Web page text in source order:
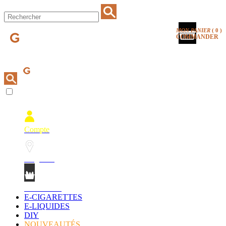
MON PANIER ( 0 )
COMMANDER
Compte
E-CIGARETTES
E-LIQUIDES
DIY
NOUVEAUTÉS